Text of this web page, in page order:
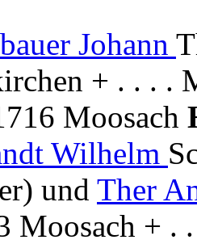
Johann
+ . . . .
Moosach
Wilhelm
und Ther
Moosach + .